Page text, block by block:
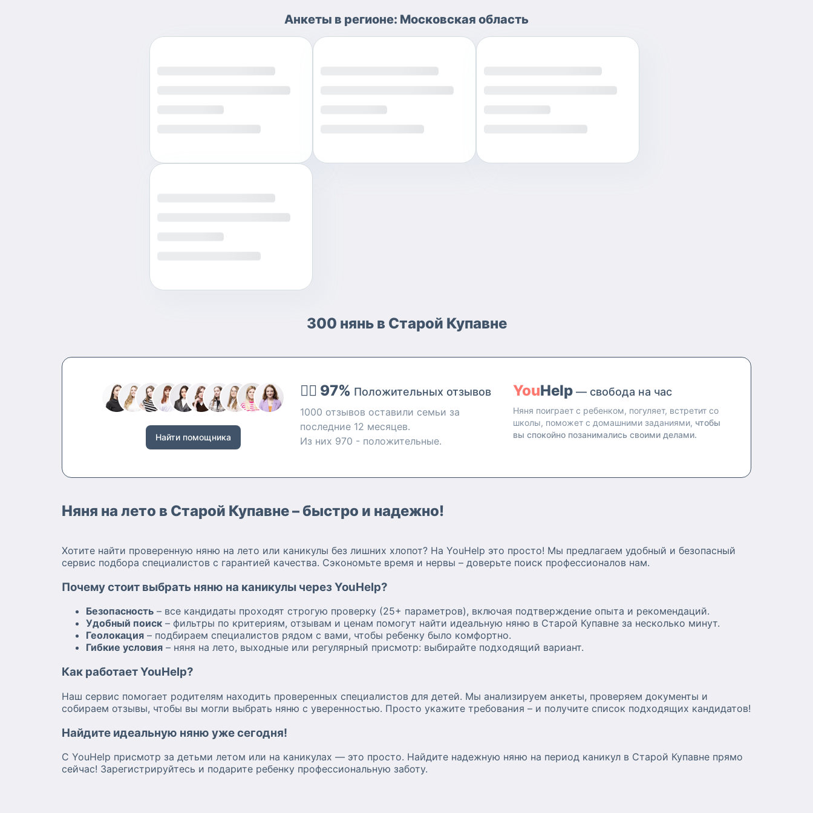
Анкеты в регионе: Московская область
300 нянь в Старой Купавне
Найти помощника
👍🏻 97% Положительных отзывов
1000 отзывов оставили семьи за
последние 12 месяцев.
Из них 970 - положительные.
YouHelp — свобода на час
Няня поиграет с ребенком, погуляет, встретит со
школы, поможет с домашними заданиями, чтобы
вы спокойно позанимались своими делами.
Няня на лето в Старой Купавне – быстро и надежно!
Хотите найти проверенную няню на лето или каникулы без лишних хлопот? На YouHelp это просто! Мы предлагаем удобный и безопасный
сервис подбора специалистов с гарантией качества. Сэкономьте время и нервы – доверьте поиск профессионалов нам.
Почему стоит выбрать няню на каникулы через YouHelp?
Безопасность – все кандидаты проходят строгую проверку (25+ параметров), включая подтверждение опыта и рекомендаций.
Удобный поиск – фильтры по критериям, отзывам и ценам помогут найти идеальную няню в Старой Купавне за несколько минут.
Геолокация – подбираем специалистов рядом с вами, чтобы ребенку было комфортно.
Гибкие условия – няня на лето, выходные или регулярный присмотр: выбирайте подходящий вариант.
Как работает YouHelp?
Наш сервис помогает родителям находить проверенных специалистов для детей. Мы анализируем анкеты, проверяем документы и
собираем отзывы, чтобы вы могли выбрать няню с уверенностью. Просто укажите требования – и получите список подходящих кандидатов!
Найдите идеальную няню уже сегодня!
С YouHelp присмотр за детьми летом или на каникулах — это просто. Найдите надежную няню на период каникул в Старой Купавне прямо
сейчас! Зарегистрируйтесь и подарите ребенку профессиональную заботу.